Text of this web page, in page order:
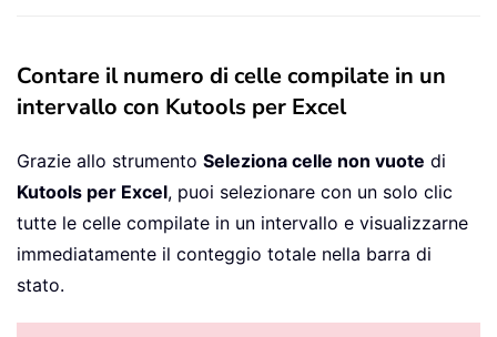
Contare il numero di celle compilate in un
intervallo con Kutools per Excel
Grazie allo strumento Seleziona celle non vuote di
Kutools per Excel, puoi selezionare con un solo clic
tutte le celle compilate in un intervallo e visualizzarne
immediatamente il conteggio totale nella barra di
stato.